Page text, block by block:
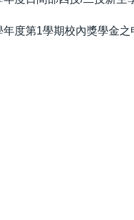
年度第1學期校內獎學金之